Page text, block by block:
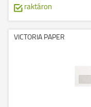
raktáron
VICTORIA PAPER